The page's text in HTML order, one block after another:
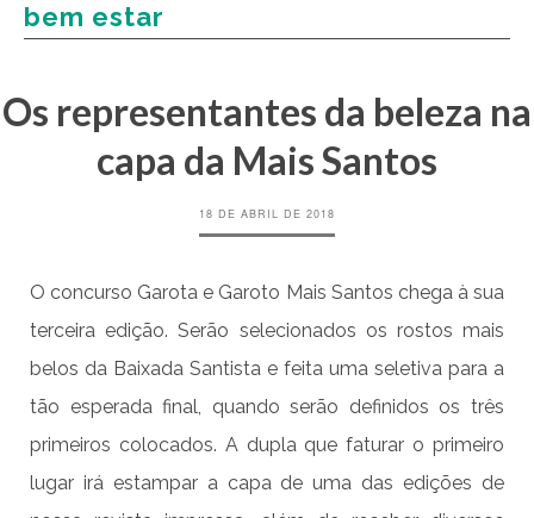
bem estar
Os representantes da beleza na
capa da Mais Santos
18 DE ABRIL DE 2018
O concurso Garota e Garoto Mais Santos chega à sua
terceira edição. Serão selecionados os rostos mais
belos da Baixada Santista e feita uma seletiva para a
tão esperada final, quando serão definidos os três
primeiros colocados. A dupla que faturar o primeiro
lugar irá estampar a capa de uma das edições de